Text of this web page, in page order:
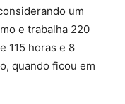
um
e trabalha 220
115 horas e 8
quando ficou em